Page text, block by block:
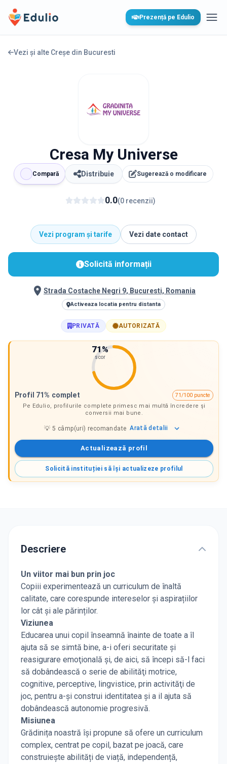
Edulio Prezență pe Edulio
Vezi și alte Creșe din Bucuresti
Cresa My Universe
Compară Distribuie Sugerează o modificare
0.0(0 recenzii)
Vezi program și tarife Vezi date contact
Solicită informații
Strada Costache Negri 9, Bucuresti, Romania
Activeaza locatia pentru distanta
PRIVATĂ AUTORIZATĂ
71%
scor
Profil 71% complet
71/100 puncte
Pe Edulio, profilurile complete primesc mai multă încredere și
conversii mai bune.
💡5 câmp(uri) recomandate Arată detalii
Actualizează profil
Solicită instituției să își actualizeze profilul
Descriere
Un viitor mai bun prin joc
Copiii experimentează un curriculum de înaltă
calitate, care corespunde intereselor și aspirațiilor
lor cât și ale părinților.
Viziunea
Educarea unui copil înseamnă înainte de toate a îl
ajuta să se simtă bine, a-i oferi securitate şi
reasigurare emoţională şi, de aici, să începi să-l faci
să dobândească o serie de abilităţi motrice,
cognitive, perceptive, lingvistice, prin activităţi de
joc, pentru a-şi construi identitatea şi a il ajuta să
dobândească autonomie progresivă.
Misiunea
Grădinița noastră își propune să ofere un curriculum
complex, centrat pe copil, bazat pe joacă, care
construiește abilități de viață, independență,